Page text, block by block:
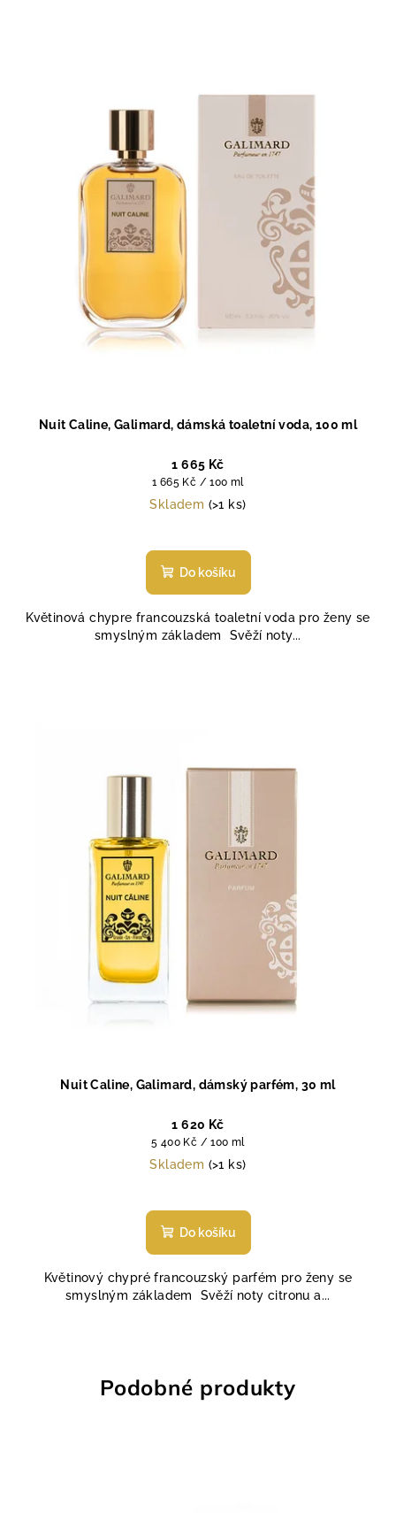
Nuit Caline, Galimard, dámská toaletní voda, 100 ml
1 665 Kč
Měrná
cena:
1 665 Kč / 100 ml
Skladem (>1 ks)
Do košíku
Květinová chypre francouzská toaletní voda pro ženy se
smyslným základem Svěží noty...
Nuit Caline, Galimard, dámský parfém, 30 ml
1 620 Kč
Měrná
cena:
5 400 Kč / 100 ml
Skladem (>1 ks)
hodnocení
produktu
z
5
Do košíku
Květinový chypré francouzský parfém pro ženy se
smyslným základem Svěží noty citronu a...
Podobné produkty